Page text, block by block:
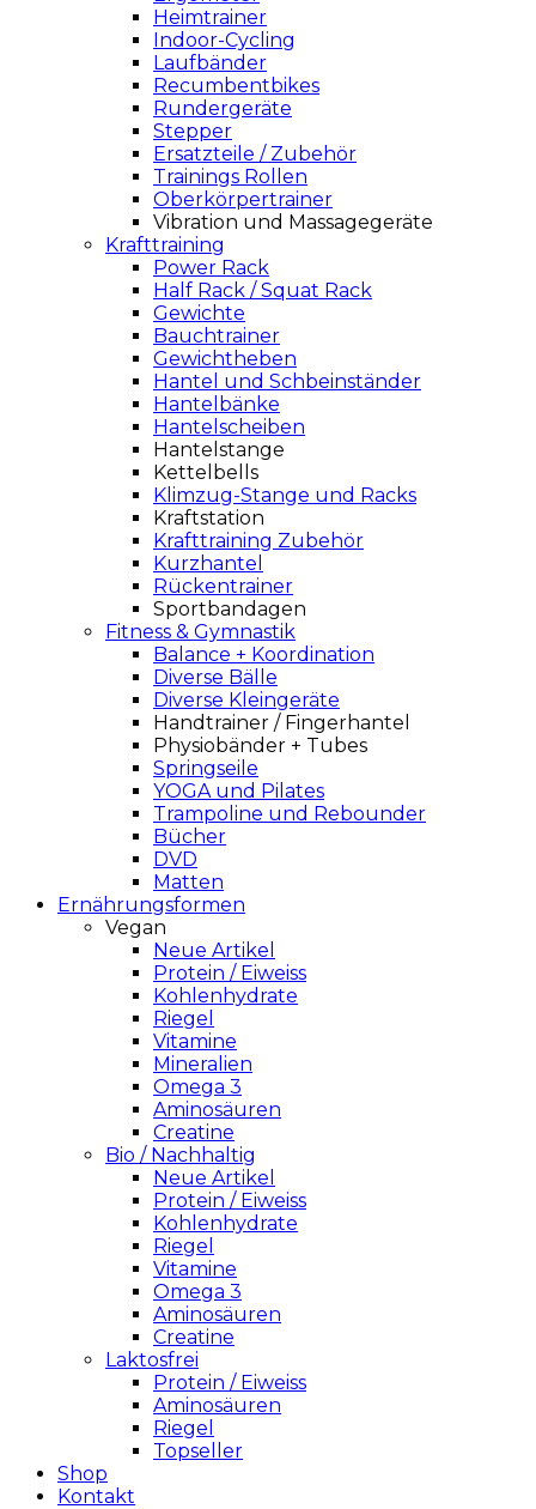
Heimtrainer
Indoor-Cycling
Laufbänder
Recumbentbikes
Rundergeräte
Stepper
Ersatzteile / Zubehör
Trainings Rollen
Oberkörpertrainer
Vibration und Massagegeräte
Krafttraining
Power Rack
Half Rack / Squat Rack
Gewichte
Bauchtrainer
Gewichtheben
Hantel und Schbeinständer
Hantelbänke
Hantelscheiben
Hantelstange
Kettelbells
Klimzug-Stange und Racks
Kraftstation
Krafttraining Zubehör
Kurzhantel
Rückentrainer
Sportbandagen
Fitness & Gymnastik
Balance + Koordination
Diverse Bälle
Diverse Kleingeräte
Handtrainer / Fingerhantel
Physiobänder + Tubes
Springseile
YOGA und Pilates
Trampoline und Rebounder
Bücher
DVD
Matten
Ernährungsformen
Vegan
Neue Artikel
Protein / Eiweiss
Kohlenhydrate
Riegel
Vitamine
Mineralien
Omega 3
Aminosäuren
Creatine
Bio / Nachhaltig
Neue Artikel
Protein / Eiweiss
Kohlenhydrate
Riegel
Vitamine
Omega 3
Aminosäuren
Creatine
Laktosfrei
Protein / Eiweiss
Aminosäuren
Riegel
Topseller
Shop
Kontakt